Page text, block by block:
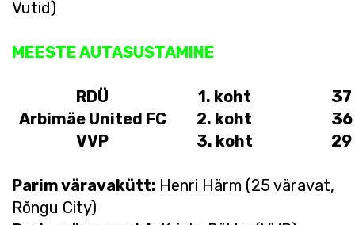
Vutid)
MEESTE AUTASUSTAMINE
RDÜ 1. koht
Arbimäe United FC
2. koht
VVP
3. koht
Parim väravakütt: Henri Härm (25 väravat,
Rõngu City)